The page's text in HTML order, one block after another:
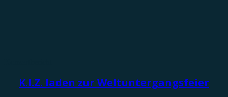
K.I.Z. laden zur Weltuntergangsfeier